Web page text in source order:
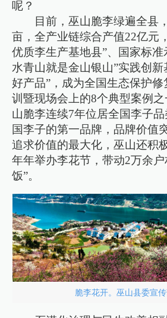
呢？
目前，巫山脆李绿遍全县
亩，全产业链综合产值22亿元
优质李生产基地县”、国家标
水青山就是金山银山”实践创新
好产品”，成为全国生态保护
训暨现场会上的8个典型案例
山脆李连续7年位居全国李子
国李子的第一品牌，品牌价值
追求价值的最大化，巫山还积
年年举办李花节，带动2万余
饭”。
脆李花开。巫山县委宣